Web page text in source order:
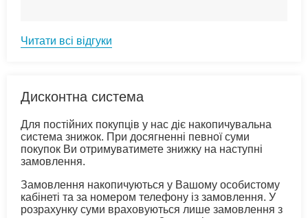
Читати всі відгуки
Дисконтна система
Для постійних покупців у нас діє накопичувальна
система знижок. При досягненні певної суми
покупок Ви отримуватимете знижку на наступні
замовлення.
Замовлення накопичуються у Вашому особистому
кабінеті та за номером телефону із замовлення. У
розрахунку суми враховуються лише замовлення з